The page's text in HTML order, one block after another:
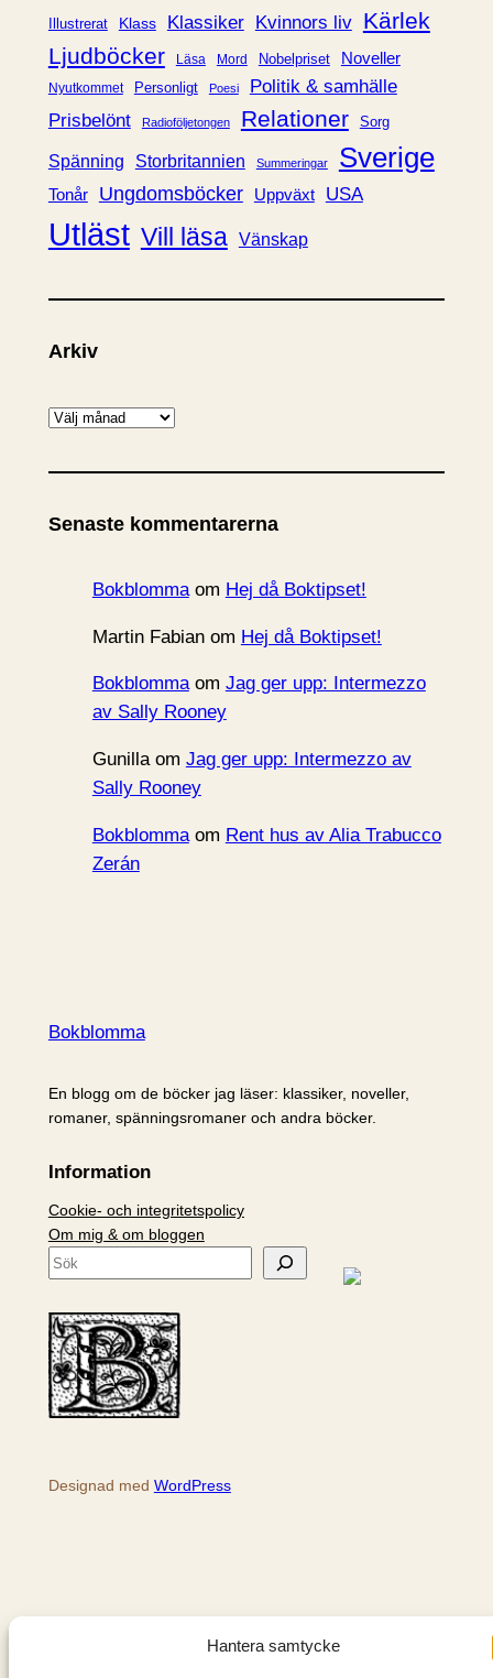
Hantera samtycke
Illustrerat Klass Klassiker Kvinnors liv Kärlek
Ljudböcker
Läsa Mord Nobelpriset Noveller
Nyutkommet Personligt Poesi
Politik & samhälle
Prisbelönt
Radioföljetongen Relationer Sorg
Spänning Storbritannien Summeringar Sverige
Tonår Ungdomsböcker Uppväxt USA
Utläst Vill läsa Vänskap
Arkiv
A
k
v
Senaste kommentarerna
Bokblommaom Hej då Boktipset!
Martin Fabianom Hej då Boktipset!
Bokblommaom Jag ger upp: Intermezzo
av Sally Rooney
Gunillaom Jag ger upp: Intermezzo av
Sally Rooney
Bokblommaom Rent hus av Alia Trabucco
Zerán
Bokblomma
En blogg om de böcker jag läser: klassiker, noveller,
romaner, spänningsromaner och andra böcker.
Information
Cookie- och integritetspolicy
Om mig & om bloggen
S
k
Designad med WordPress